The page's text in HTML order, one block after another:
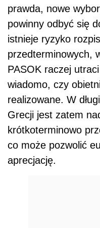
prawda, nowe
powinny odbyć się
istnieje ryzyko
przedterminowych,
PASOK raczej
wiadomo, czy
realizowane. W
Grecji jest zatem
krótkoterminowo
co może pozwolić
aprecjację.